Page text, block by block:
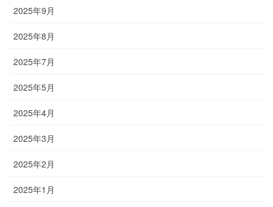
2025年9月
2025年8月
2025年7月
2025年5月
2025年4月
2025年3月
2025年2月
2025年1月